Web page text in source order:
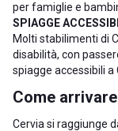
per famiglie e
SPIAGGE
Molti stabilimenti di
disabilità, con
spiagge accessibili a
Come
Cervia si raggiunge